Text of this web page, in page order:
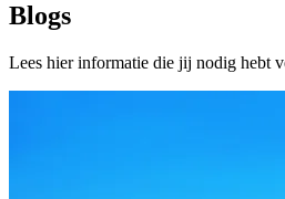
Blogs
Lees hier informatie die jij nodig hebt